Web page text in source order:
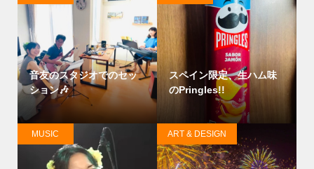
音友のスタジオでのセッ
ション🎶
スペイン限定、生ハム味
のPringles!!
MUSIC ART & DESIGN